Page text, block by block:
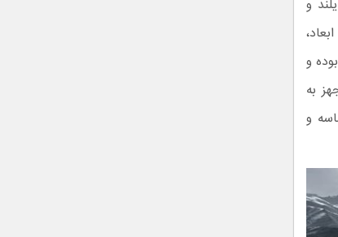
و
میلی متر و ۱۸۳۵ میلی متر بوده و
به
و